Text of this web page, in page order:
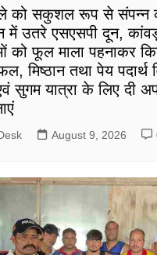
को सकुशल रूप से संपन्न
में उतरे एसएसपी दून,
को फूल माला पहनाकर
मिष्ठान तथा पेय पदार्थ
सुगम यात्रा के लिए दी
August 9, 2026